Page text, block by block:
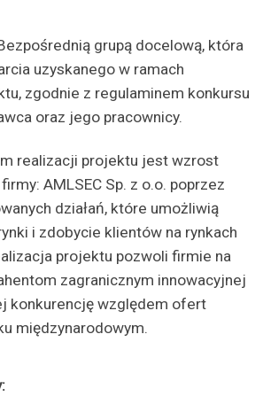
grupą docelową, która
uzyskanego w ramach
zgodnie z regulaminem konkursu
oraz jego pracownicy.
realizacji projektu jest wzrost
AMLSEC Sp. z o.o. poprzez
działań, które umożliwią
i zdobycie klientów na rynkach
projektu pozwoli firmie na
zagranicznym innowacyjnej
konkurencję względem ofert
międzynarodowym.